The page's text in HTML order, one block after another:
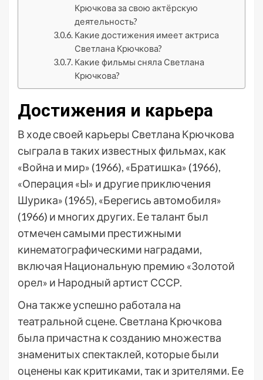
Крючкова за свою актёрскую
деятельность?
Какие достижения имеет актриса
Светлана Крючкова?
Какие фильмы сняла Светлана
Крючкова?
Достижения и карьера
В ходе своей карьеры Светлана Крючкова
сыграла в таких известных фильмах, как
«Война и мир» (1966), «Братишка» (1966),
«Операция «Ы» и другие приключения
Шурика» (1965), «Берегись автомобиля»
(1966) и многих других. Ее талант был
отмечен самыми престижными
кинематографическими наградами,
включая Национальную премию «Золотой
орел» и Народный артист СССР.
Она также успешно работала на
театральной сцене. Светлана Крючкова
была причастна к созданию множества
знаменитых спектаклей, которые были
оценены как критиками, так и зрителями. Ее